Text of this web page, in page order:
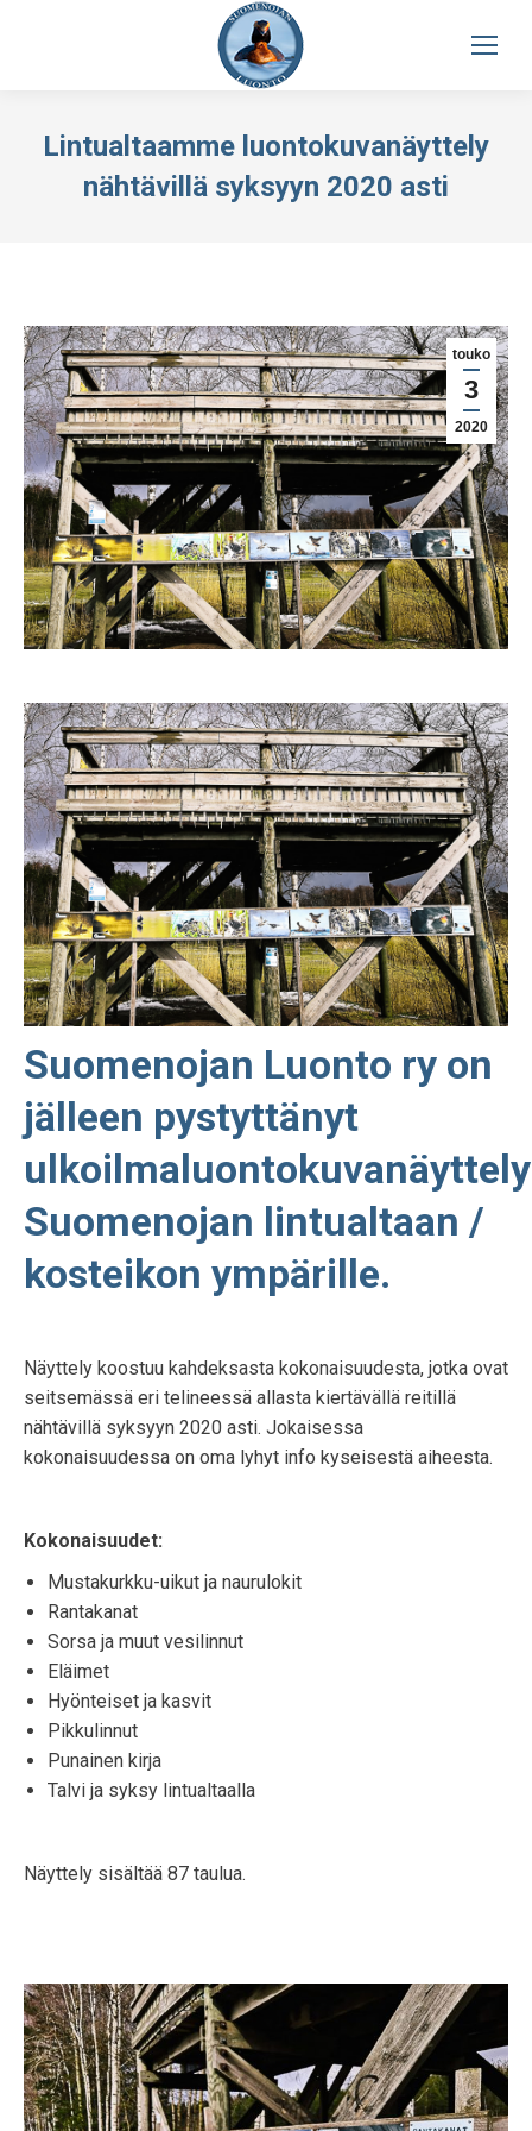
Lintualtaamme luontokuvanäyttely
nähtävillä syksyyn 2020 asti
touko
3
2020
Suomenojan Luonto ry on
jälleen pystyttänyt
Suomenojan lintualtaan /
kosteikon ympärille.
Näyttely koostuu kahdeksasta kokonaisuudesta, jotka ovat
seitsemässä eri telineessä allasta kiertävällä reitillä
nähtävillä syksyyn 2020 asti. Jokaisessa
kokonaisuudessa on oma lyhyt info kyseisestä aiheesta.
Kokonaisuudet:
Mustakurkku-uikut ja naurulokit
Rantakanat
Sorsa ja muut vesilinnut
Eläimet
Hyönteiset ja kasvit
Pikkulinnut
Punainen kirja
Talvi ja syksy lintualtaalla
Näyttely sisältää 87 taulua.